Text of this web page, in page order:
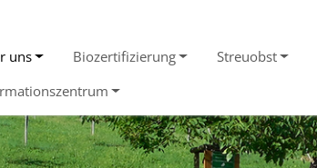
uns Biozertifizierung Streuobst